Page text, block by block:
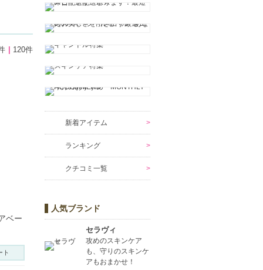
120件
ベー
ト
新着アイテム
ランキング
クチコミ一覧
人気ブランド
セラヴィ
攻めのスキンケア
も、守りのスキンケ
アもおまかせ！